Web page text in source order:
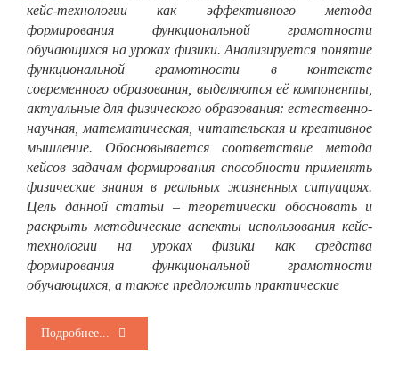
кейс-технологии как эффективного метода
формирования функциональной грамотности
обучающихся на уроках физики. Анализируется понятие
функциональной грамотности в контексте
современного образования, выделяются её компоненты,
актуальные для физического образования: естественно-
научная, математическая, читательская и креативное
мышление. Обосновывается соответствие метода
кейсов задачам формирования способности применять
физические знания в реальных жизненных ситуациях.
Цель данной статьи – теоретически обосновать и
раскрыть методические аспекты использования кейс-
технологии на уроках физики как средства
формирования функциональной грамотности
обучающихся, а также предложить практические
Подробнее...